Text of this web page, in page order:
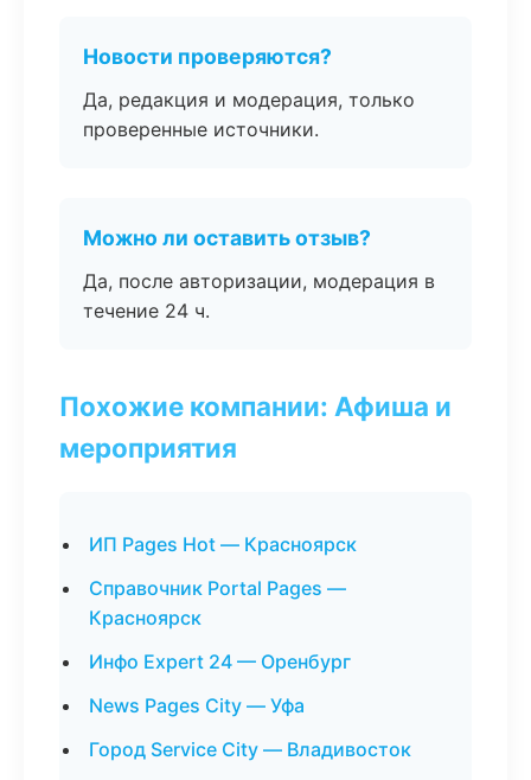
Новости проверяются?
Да, редакция и модерация, только
проверенные источники.
Можно ли оставить отзыв?
Да, после авторизации, модерация в
течение 24 ч.
Похожие компании: Афиша и
мероприятия
ИП Pages Hot — Красноярск
Справочник Portal Pages —
Красноярск
Инфо Expert 24 — Оренбург
News Pages City — Уфа
Город Service City — Владивосток